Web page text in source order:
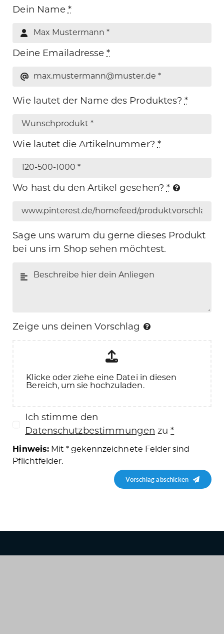
Dein Name*
Deine Emailadresse*
Wie lautet der Name des Produktes?*
Wie lautet die Artikelnummer? *
Wo hast du den Artikel gesehen? *
Sage uns warum du gerne dieses Produkt
bei uns im Shop sehen möchtest.
Zeige uns deinen Vorschlag
Klicke oder ziehe eine Datei in diesen
Bereich, um sie hochzuladen.
Ich stimme den
Datenschutzbestimmungen zu*
Hinweis:Mit * gekennzeichnete Felder sind
Pflichtfelder.
Vorschlag abschicken